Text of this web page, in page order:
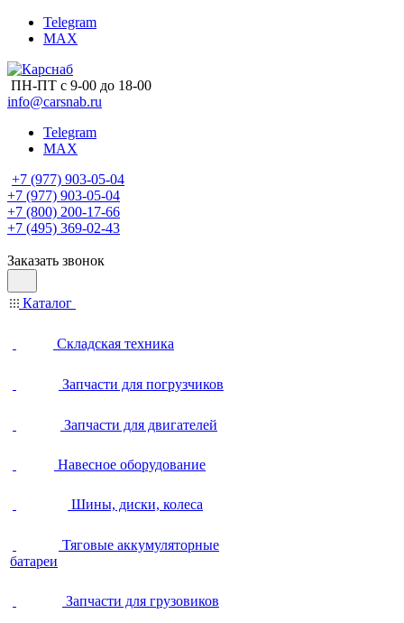
Telegram
MAX
ПН-ПТ с 9-00 до 18-00
info@carsnab.ru
Telegram
MAX
+7 (977) 903-05-04
+7 (977) 903-05-04
+7 (800) 200-17-66
+7 (495) 369-02-43
Заказать звонок
Каталог
Складская техника
Запчасти для погрузчиков
Запчасти для двигателей
Навесное оборудование
Шины, диски, колеса
Тяговые аккумуляторные
батареи
Запчасти для грузовиков